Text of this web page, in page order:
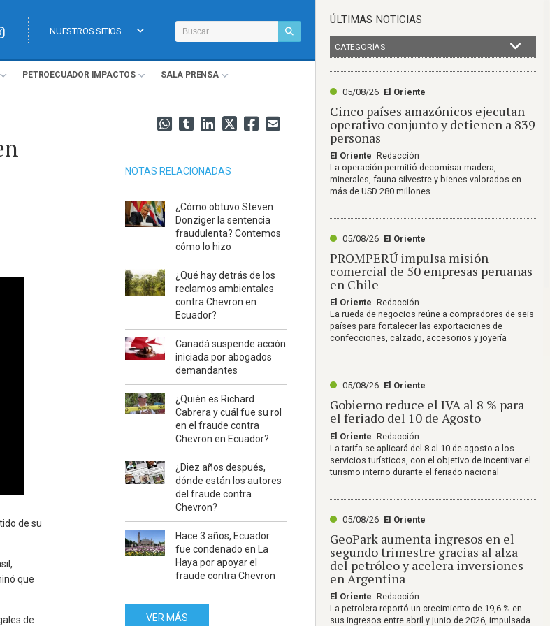
NUESTROS SITIOS
PETROECUADOR IMPACTOS SALA PRENSA
de su
que
de
NOTAS RELACIONADAS
¿Cómo obtuvo Steven
Donziger la sentencia
fraudulenta? Contemos
cómo lo hizo
¿Qué hay detrás de los
reclamos ambientales
contra Chevron en
Ecuador?
Canadá suspende acción
iniciada por abogados
demandantes
¿Quién es Richard
Cabrera y cuál fue su rol
en el fraude contra
Chevron en Ecuador?
¿Diez años después,
dónde están los autores
del fraude contra
Chevron?
Hace 3 años, Ecuador
fue condenado en La
Haya por apoyar el
fraude contra Chevron
VER MÁS
ÚLTIMAS NOTICIAS
CATEGORÍAS
05/08/26 El Oriente
Cinco países amazónicos ejecutan
operativo conjunto y detienen a 839
personas
El Oriente Redacción
La operación permitió decomisar madera,
minerales, fauna silvestre y bienes valorados en
más de USD 280 millones
05/08/26 El Oriente
PROMPERÚ impulsa misión
comercial de 50 empresas peruanas
en Chile
El Oriente Redacción
La rueda de negocios reúne a compradores de seis
países para fortalecer las exportaciones de
confecciones, calzado, accesorios y joyería
05/08/26 El Oriente
Gobierno reduce el IVA al 8 % para
el feriado del 10 de Agosto
El Oriente Redacción
La tarifa se aplicará del 8 al 10 de agosto a los
servicios turísticos, con el objetivo de incentivar el
turismo interno durante el feriado nacional
05/08/26 El Oriente
GeoPark aumenta ingresos en el
segundo trimestre gracias al alza
del petróleo y acelera inversiones
en Argentina
El Oriente Redacción
La petrolera reportó un crecimiento de 19,6 % en
sus ingresos entre abril y junio de 2026, impulsada